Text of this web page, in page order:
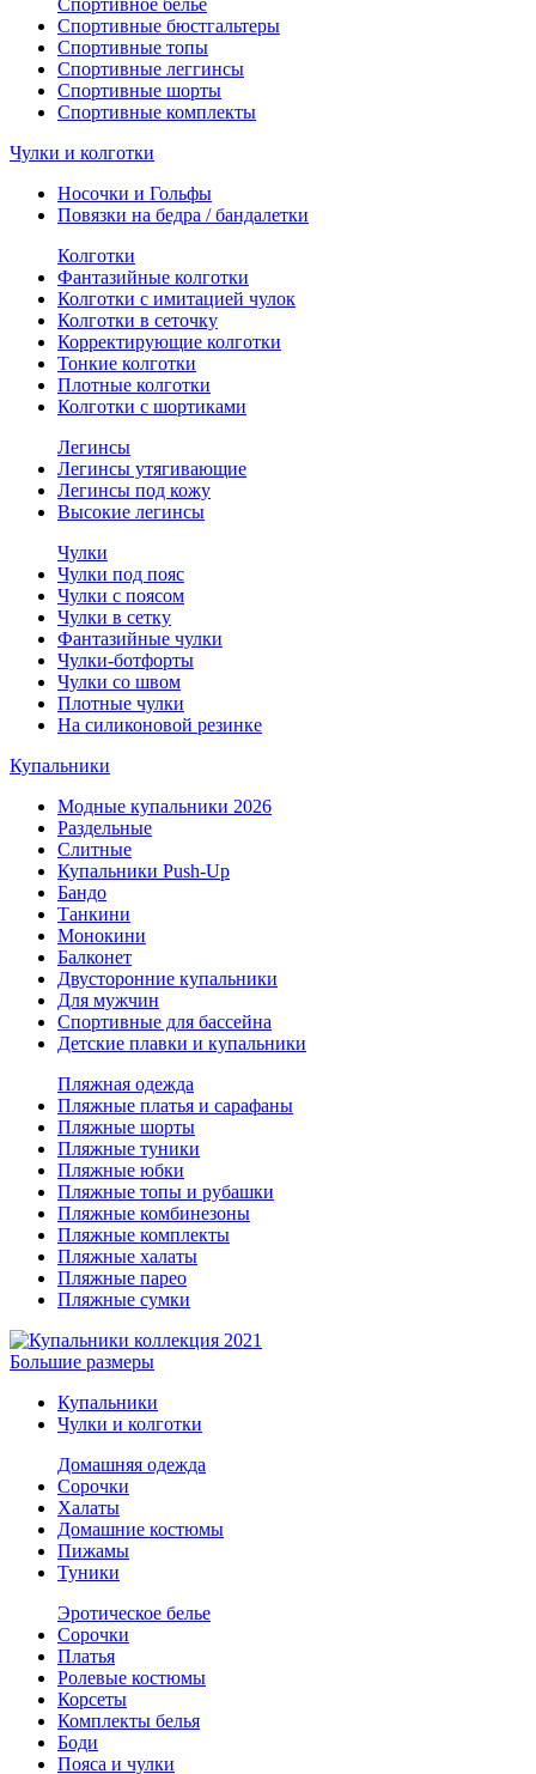
Спортивное белье
Спортивные бюстгальтеры
Спортивные топы
Спортивные леггинсы
Спортивные шорты
Спортивные комплекты
Чулки и колготки
Носочки и Гольфы
Повязки на бедра / бандалетки
Колготки
Фантазийные колготки
Колготки с имитацией чулок
Колготки в сеточку
Корректирующие колготки
Тонкие колготки
Плотные колготки
Колготки с шортиками
Легинсы
Легинсы утягивающие
Легинсы под кожу
Высокие легинсы
Чулки
Чулки под пояс
Чулки с поясом
Чулки в сетку
Фантазийные чулки
Чулки-ботфорты
Чулки со швом
Плотные чулки
На силиконовой резинке
Купальники
Модные купальники 2026
Раздельные
Слитные
Купальники Push-Up
Бандо
Танкини
Монокини
Балконет
Двусторонние купальники
Для мужчин
Спортивные для бассейна
Детские плавки и купальники
Пляжная одежда
Пляжные платья и сарафаны
Пляжные шорты
Пляжные туники
Пляжные юбки
Пляжные топы и рубашки
Пляжные комбинезоны
Пляжные комплекты
Пляжные халаты
Пляжные парео
Пляжные сумки
Большие размеры
Купальники
Чулки и колготки
Домашняя одежда
Сорочки
Халаты
Домашние костюмы
Пижамы
Туники
Эротическое белье
Сорочки
Платья
Ролевые костюмы
Корсеты
Комплекты белья
Боди
Пояса и чулки